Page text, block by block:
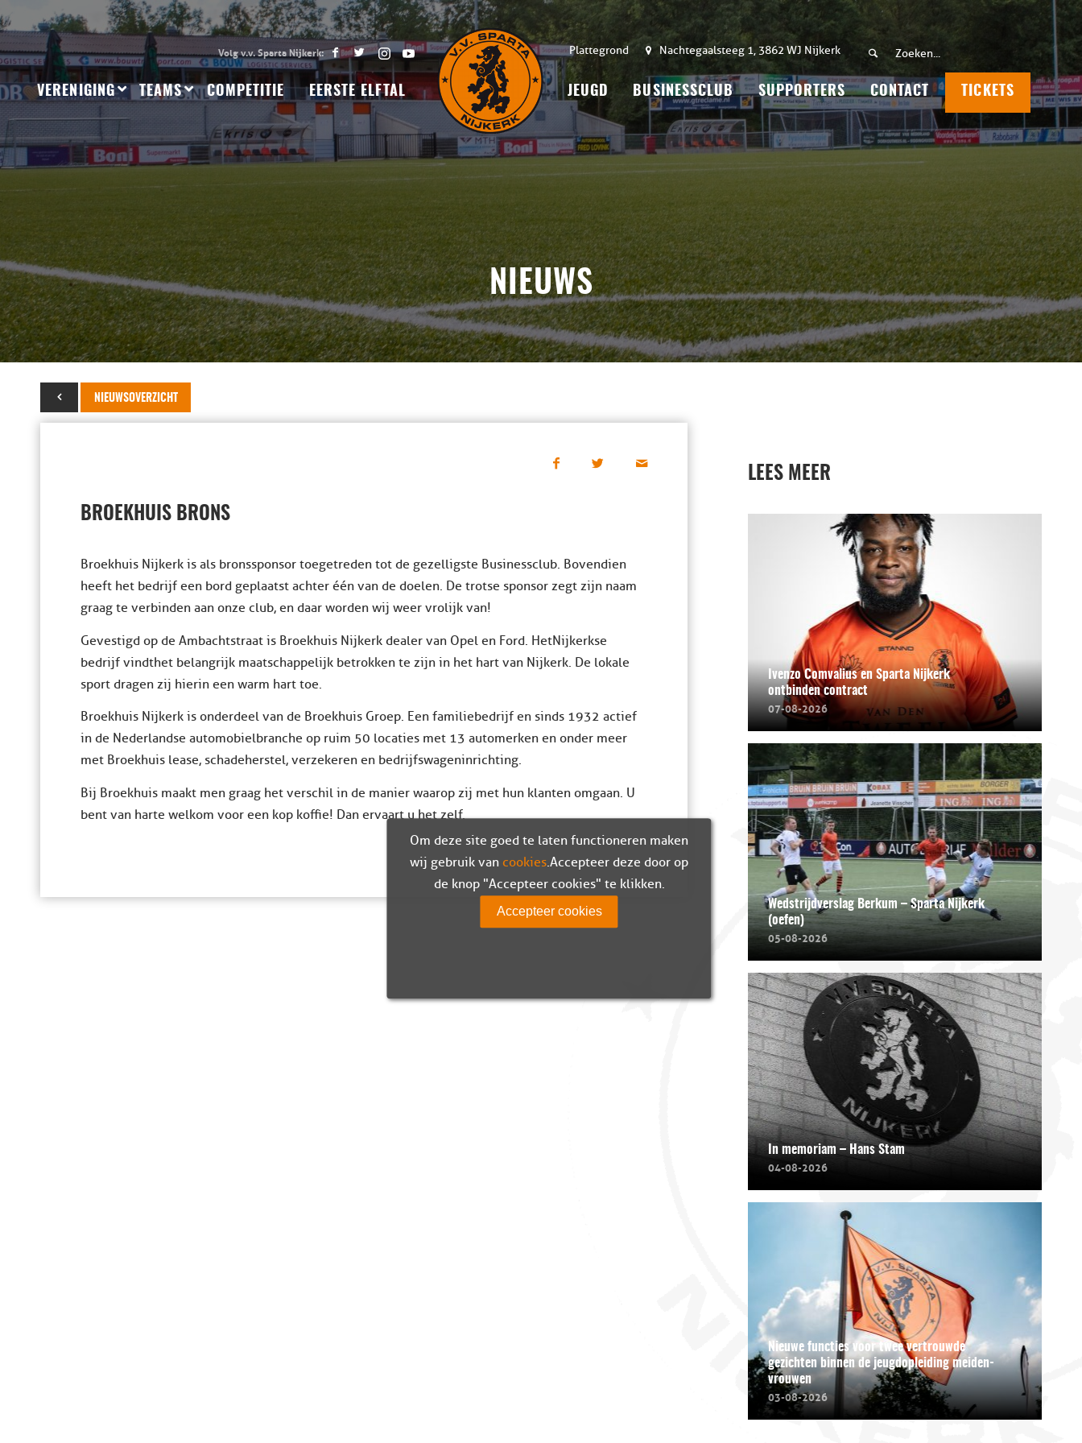
Plattegrond Nachtegaalsteeg 1, 3862 WJ Nijkerk
VERENIGING TEAMS COMPETITIE EERSTE ELFTAL JEUGD BUSINESSCLUB SUPPORTERS CONTACT TICKETS
NIEUWS
NIEUWSOVERZICHT
11 april 2019
BROEKHUIS BRONS
Broekhuis Nijkerk is als bronssponsor toegetreden tot de gezelligste Businessclub. Bovendien
heeft het bedrijf een bord geplaatst achter één van de doelen. De trotse sponsor zegt zijn naam
graag te verbinden aan onze club, en daar worden wij weer vrolijk van!
Gevestigd op de Ambachtstraat is Broekhuis Nijkerk dealer van Opel en Ford. Het Nijkerkse
bedrijf vindt het belangrijk maatschappelijk betrokken te zijn in het hart van Nijkerk. De lokale
sport dragen zij hierin een warm hart toe.
Broekhuis Nijkerk is onderdeel van de Broekhuis Groep. Een familiebedrijf en sinds 1932 actief
in de Nederlandse automobielbranche op ruim 50 locaties met 13 automerken en onder meer
met Broekhuis lease, schadeherstel, verzekeren en bedrijfswageninrichting.
Bij Broekhuis maakt men graag het verschil in de manier waarop zij met hun klanten omgaan. U
bent van harte welkom voor een kop koffie! Dan ervaart u het zelf.
LEES MEER
Ivenzo Comvalius en Sparta Nijkerk
ontbinden contract
07-08-2026
Wedstrijdverslag Berkum – Sparta Nijkerk
(oefen)
05-08-2026
In memoriam – Hans Stam
04-08-2026
Nieuwe functies voor twee vertrouwde
gezichten binnen de jeugdopleiding meiden-
vrouwen
03-08-2026
Om deze site goed te laten functioneren maken
wij gebruik van cookies. Accepteer deze door op
de knop "Accepteer cookies" te klikken.
Accepteer cookies